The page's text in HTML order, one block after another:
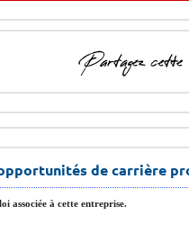
opportunités de carrière
associée à cette entreprise.